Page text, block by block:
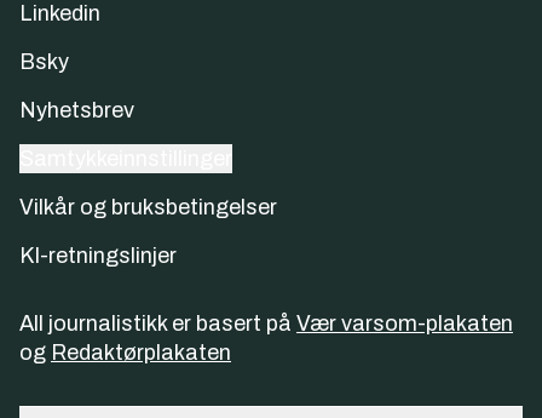
Linkedin
Bsky
Nyhetsbrev
Vilkår og bruksbetingelser
KI-retningslinjer
All journalistikk er basert på Vær varsom-plakaten
og Redaktørplakaten